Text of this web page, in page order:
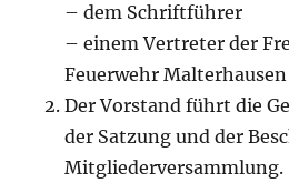
– dem Schriftführer
– einem Vertreter der
Feuerwehr Malterhausen
Der Vorstand führt die
der Satzung und der
Mitgliederversammlung.